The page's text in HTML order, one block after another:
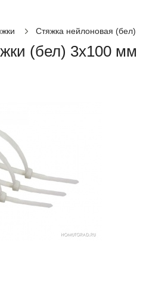
Стяжка нейлоновая (бел)
(бел) 3х100 мм